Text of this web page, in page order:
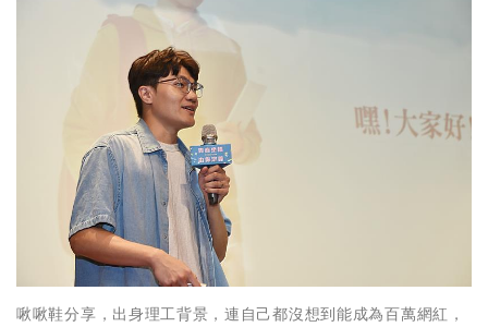
啾啾鞋分享，出身理工背景，連自己都沒想到能成為百萬網紅，